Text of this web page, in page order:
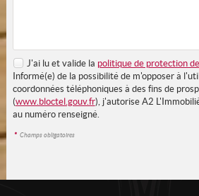
J'ai lu et valide la politique de protection
Informé(e) de la possibilité de m'opposer à
coordonnées téléphoniques à des fins de
(www.bloctel.gouv.fr), j'autorise A2
au numéro renseigné.
* Champs obligatoires